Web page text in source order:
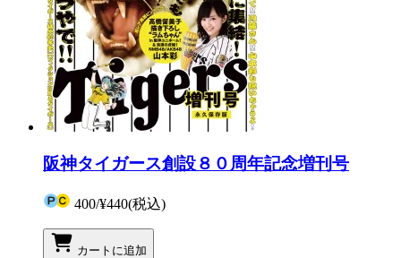
阪神タイガース創設８０周年記念増刊号
400/¥440(税込)
カートに追加